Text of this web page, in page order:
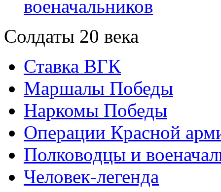
военачальников
Солдаты 20 века
Ставка ВГК
Маршалы Победы
Наркомы Победы
Операции Красной
Полководцы и
Человек-легенда